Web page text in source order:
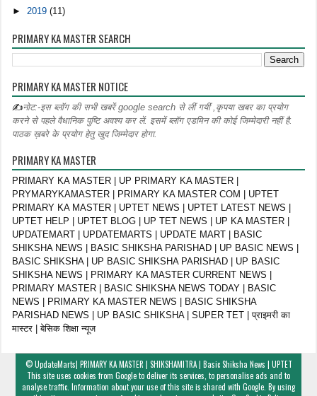
►2019(11)
PRIMARY KA MASTER SEARCH
PRIMARY KA MASTER NOTICE
✍नोट:-इस ब्लॉग की सभी खबरें google search से लीं गयीं ,कृपया खबर का प्रयोग
करने से पहले वैधानिक पुष्टि अवश्य कर लें. इसमें ब्लॉग एडमिन की कोई जिम्मेदारी नहीं है.
पाठक ख़बरे के प्रयोग हेतु खुद जिम्मेदार होगा.
PRIMARY KA MASTER
PRIMARY KA MASTER | UP PRIMARY KA MASTER |
PRYMARYKAMASTER | PRIMARY KA MASTER COM | UPTET
PRIMARY KA MASTER | UPTET NEWS | UPTET LATEST NEWS |
UPTET HELP | UPTET BLOG | UP TET NEWS | UP KA MASTER |
UPDATEMART | UPDATEMARTS | UPDATE MART | BASIC
SHIKSHA NEWS | BASIC SHIKSHA PARISHAD | UP BASIC NEWS |
BASIC SHIKSHA | UP BASIC SHIKSHA PARISHAD | UP BASIC
SHIKSHA NEWS | PRIMARY KA MASTER CURRENT NEWS |
PRIMARY MASTER | BASIC SHIKSHA NEWS TODAY | BASIC
NEWS | PRIMARY KA MASTER NEWS | BASIC SHIKSHA
PARISHAD NEWS | UP BASIC SHIKSHA | SUPER TET | प्राइमरी का
मास्टर | बेसिक शिक्षा न्यूज
©UpdateMarts| PRIMARY KA MASTER | SHIKSHAMITRA | Basic Shiksha News | UPTET
This site uses cookies from Google to deliver its services, to personalise ads and to
analyse traffic. Information about your use of this site is shared with Google. By using